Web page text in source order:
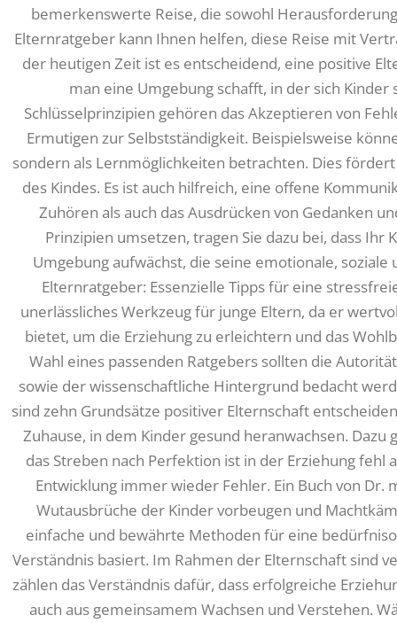
bemerkenswerte Reise, die sowohl
Elternratgeber kann Ihnen helfen, diese Reise mit
der heutigen Zeit ist es entscheidend, eine positive
man eine Umgebung schafft, in der sich
Schlüsselprinzipien gehören das Akzeptieren von
Ermutigen zur Selbstständigkeit. Beispielsweise
sondern als Lernmöglichkeiten betrachten. Dies
des Kindes. Es ist auch hilfreich, eine offene
Zuhören als auch das Ausdrücken von Gedanken
Prinzipien umsetzen, tragen Sie dazu bei, dass Ihr
Umgebung aufwächst, die seine emotionale,
Elternratgeber: Essenzielle Tipps für eine
unerlässliches Werkzeug für junge Eltern, da er
bietet, um die Erziehung zu erleichtern und das
Wahl eines passenden Ratgebers sollten die
sowie der wissenschaftliche Hintergrund bedacht
sind zehn Grundsätze positiver Elternschaft
Zuhause, in dem Kinder gesund heranwachsen.
das Streben nach Perfektion ist in der Erziehung fehl
Entwicklung immer wieder Fehler. Ein Buch von Dr.
Wutausbrüche der Kinder vorbeugen und
einfache und bewährte Methoden für eine
Verständnis basiert. Im Rahmen der Elternschaft sind
zählen das Verständnis dafür, dass erfolgreiche
auch aus gemeinsamem Wachsen und Verstehen.